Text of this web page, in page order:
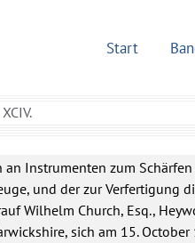
Start
an Instrumenten zum
und der zur Verfertigung
Wilhelm Church, Esq.,
sich am 15.